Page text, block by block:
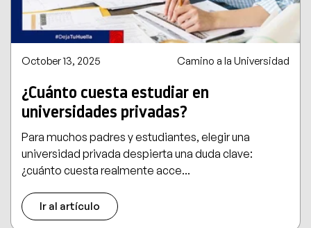
October 13, 2025 Camino a la Universidad
¿Cuánto cuesta estudiar en
universidades privadas?
Para muchos padres y estudiantes, elegir una
universidad privada despierta una duda clave:
¿cuánto cuesta realmente acce...
Ir al artículo